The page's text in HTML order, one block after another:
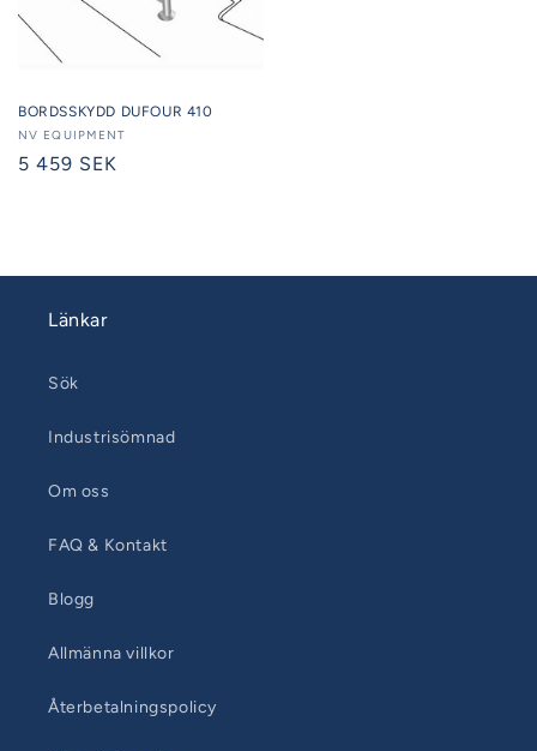
BORDSSKYDD DUFOUR 410
Säljare:
NV EQUIPMENT
Ordinarie
5 459 SEK
Länkar
Sök
Industrisömnad
Om oss
FAQ & Kontakt
Blogg
Allmänna villkor
Återbetalningspolicy